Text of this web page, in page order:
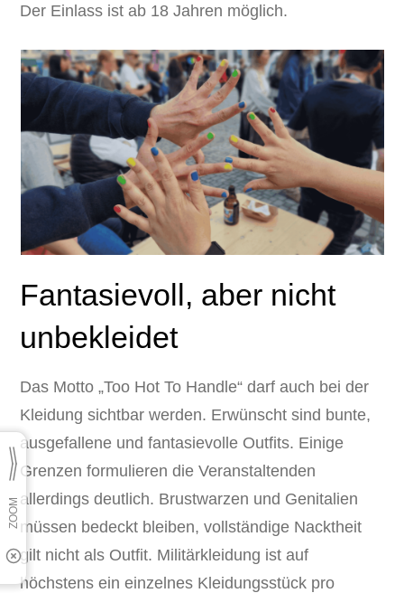
Der Einlass ist ab 18 Jahren möglich.
Fantasievoll, aber nicht
unbekleidet
Das Motto „Too Hot To Handle“ darf auch bei der
Kleidung sichtbar werden. Erwünscht sind bunte,
ausgefallene und fantasievolle Outfits. Einige
Grenzen formulieren die Veranstaltenden
allerdings deutlich. Brustwarzen und Genitalien
müssen bedeckt bleiben, vollständige Nacktheit
gilt nicht als Outfit. Militärkleidung ist auf
höchstens ein einzelnes Kleidungsstück pro